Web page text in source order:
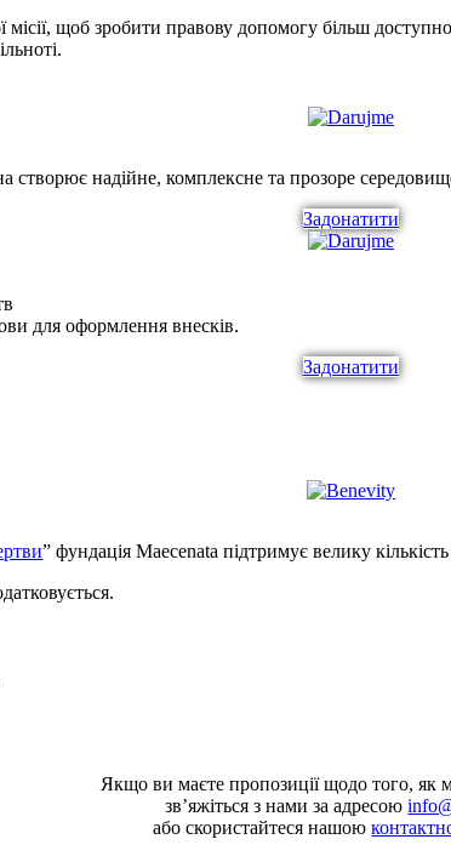
місії, щоб зробити правову допомогу більш
створює надійне, комплексне та прозоре
Задонатити
для оформлення внесків.
Задонатити
” фундація Maecenata підтримує велику
Якщо ви маєте пропозиції щодо того, як
зв’яжіться з нами за адресою
або скористайтеся нашою